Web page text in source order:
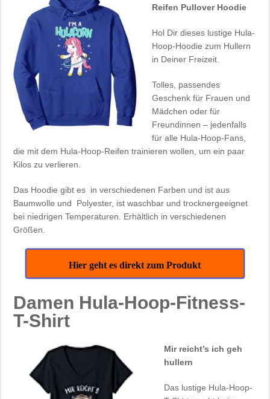
Reifen Pullover Hoodie
Hol Dir dieses lustige Hula-
Hoop-Hoodie zum Hullern
in Deiner Freizeit.
Tolles, passendes
Geschenk für Frauen und
Mädchen oder für
Freundinnen – jedenfalls
für alle Hula-Hoop-Fans,
die mit dem Hula-Hoop-Reifen trainieren wollen, um ein paar
Kilos zu verlieren.
Das Hoodie gibt es in verschiedenen Farben und ist aus
Baumwolle und Polyester, ist waschbar und trocknergeeignet
bei niedrigen Temperaturen. Erhältlich in verschiedenen
Größen.
Hier geht es direkt zum Produkt
Damen Hula-Hoop-Fitness-
T-Shirt
Mir reicht’s ich geh
hullern
Das lustige Hula-Hoop-